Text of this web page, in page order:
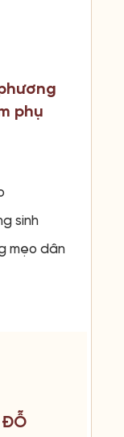
phụ
sinh
mẹo dân
ĐỖ